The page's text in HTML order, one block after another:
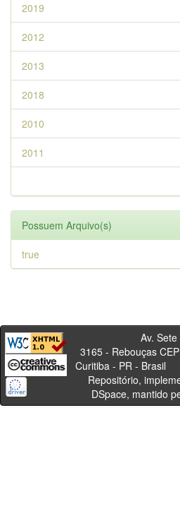
2019
2012
2013
2018
2010
2011
Possuem Arquivo(s)
true
Av. Sete de
3165 - Rebouças
Curitiba - PR
Repositório,
DSpace, mantido